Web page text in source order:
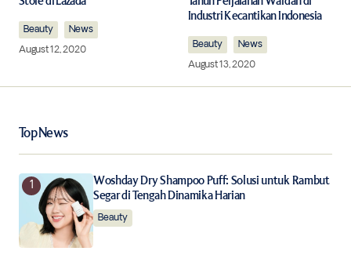
Comment
Your Name
Your E-mail*
Save my name, email, and website in this browser for
the next time I comment.
Beauty
News
August 12, 2020
Industri Kecantikan Indonesia
Beauty
News
August 13, 2020
Top News
Woshday Dry Shampoo Puff: Solusi untuk Rambut
Segar di Tengah Dinamika Harian
Beauty